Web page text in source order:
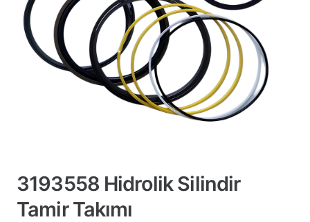
3193558 Hidrolik Silindir
Tamir Takımı